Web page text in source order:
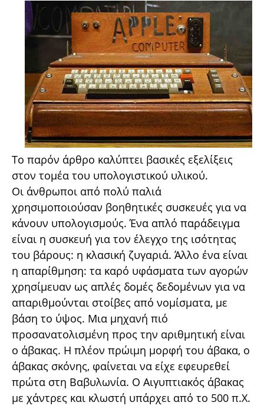
Το παρόν άρθρο καλύπτει βασικές εξελίξεις
στον τομέα του υπολογιστικού υλικού.
Οι άνθρωποι από πολύ παλιά
χρησιμοποιούσαν βοηθητικές συσκευές για να
κάνουν υπολογισμούς. Ένα απλό παράδειγμα
είναι η συσκευή για τον έλεγχο της ισότητας
του βάρους: η κλασική ζυγαριά. Άλλο ένα είναι
η απαρίθμηση: τα καρό υφάσματα των αγορών
χρησίμευαν ως απλές δομές δεδομένων για να
απαριθμούνται στοίβες από νομίσματα, με
βάση το ύψος. Μια μηχανή πιό
προσανατολισμένη προς την αριθμητική είναι
ο άβακας. Η πλέον πρώιμη μορφή του άβακα, ο
άβακας σκόνης, φαίνεται να είχε εφευρεθεί
πρώτα στη Βαβυλωνία. Ο Αιγυπτιακός άβακας
με χάντρες και κλωστή υπάρχει από το 500 π.Χ.